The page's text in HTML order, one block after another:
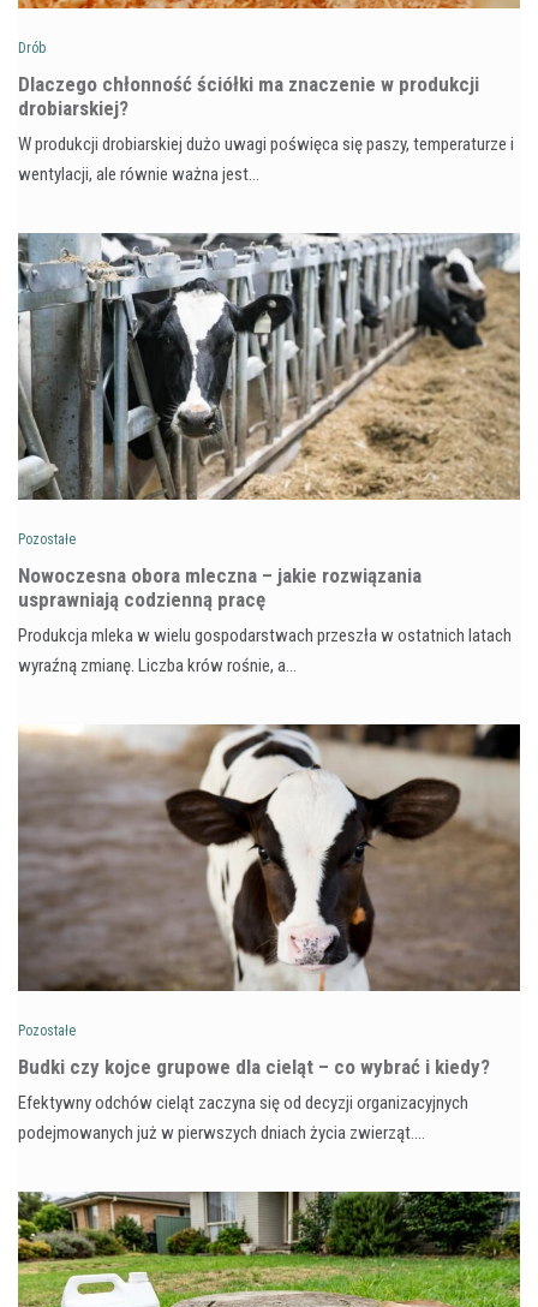
Drób
Dlaczego chłonność ściółki ma znaczenie w produkcji
drobiarskiej?
W produkcji drobiarskiej dużo uwagi poświęca się paszy, temperaturze i
wentylacji, ale równie ważna jest…
Pozostałe
Nowoczesna obora mleczna – jakie rozwiązania
usprawniają codzienną pracę
Produkcja mleka w wielu gospodarstwach przeszła w ostatnich latach
wyraźną zmianę. Liczba krów rośnie, a…
Pozostałe
Budki czy kojce grupowe dla cieląt – co wybrać i kiedy?
Efektywny odchów cieląt zaczyna się od decyzji organizacyjnych
podejmowanych już w pierwszych dniach życia zwierząt.…